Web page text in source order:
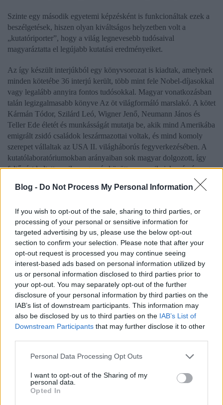
Blog - Do Not Process My Personal Information
If you wish to opt-out of the sale, sharing to third parties, or
processing of your personal or sensitive information for
targeted advertising by us, please use the below opt-out
section to confirm your selection. Please note that after your
opt-out request is processed you may continue seeing
interest-based ads based on personal information utilized by
us or personal information disclosed to third parties prior to
your opt-out. You may separately opt-out of the further
disclosure of your personal information by third parties on the
IAB’s list of downstream participants. This information may
also be disclosed by us to third parties on the IAB’s List of
Downstream Participants that may further disclose it to other
Please note that this website/app uses one or more Google
not limited to your visit or usage behaviour. You may click to
grant or deny consent to Google and its third-party tags to
use your data for below specified purposes in below Google
Personal Data Processing Opt Outs
I want to opt-out of the Sharing of my
personal data.
Opted In
Szinte egy második egyetemi képzésként is funkcionáltak ezek a
beszélgetések, hiszen olyan kiváltságos helyzetben volt a
„kutatóriporter”, hogy a világ legnevesebb tudósaival
magyaráztatta el legújabb kutatási eredményeiket.
Az így készült interjúkból egy könyvsorozat is kiadtak, amelynek
minden kötetébe 36 interjú került, több mint fele Nobel-díjasokkal
vagy legalább annyira fontos tudósokkal. Magyar vonatkozásban
talán legizgalmasabb könyve Az öt világformáló marslakó. A kötet
Kármán Tódor, Szilárd Leó, Wigner Jenő, Neumann János és
Teller Ede életét és munkásságát mutatja be, akik mind Amerikába
emigrált zsidó családok leszármazottai voltak, és mind komoly
szerepet vállaltak az USA II. világháborús fegyverkezésében. A
kutatólaboratóriumokban arányaiban sok magyar dolgozott, így
feltűnést keltett, amikor egymás között az amerikaiak számára
marslakóknak. Közülük talán Teller szerepe a legvitatottabb…
Teller Ede tragédiája